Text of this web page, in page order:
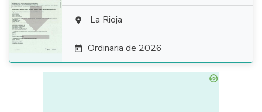
  La Rioja
 Ordinaria de 2026